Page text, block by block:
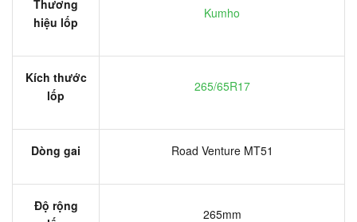
Thương
hiệu lốp
Kumho
Kích thước
lốp
265/65R17
Dòng gai Road Venture MT51
Độ rộng
265mm